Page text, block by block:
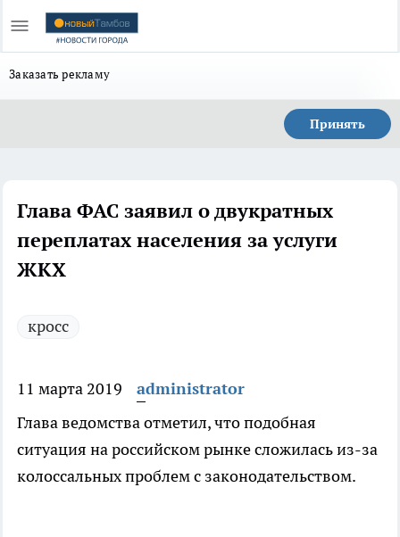
Заказать рекламу
Принять
Глава ФАС заявил о двукратных
переплатах населения за услуги
ЖКХ
кросс
11 марта 2019
administrator
Глава ведомства отметил, что подобная
ситуация на российском рынке сложилась из-за
колоссальных проблем с законодательством.